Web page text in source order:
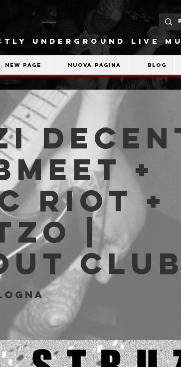
UNDERGROUND LIVE
New Page Nuova pagina Blog
+
Riot +
|